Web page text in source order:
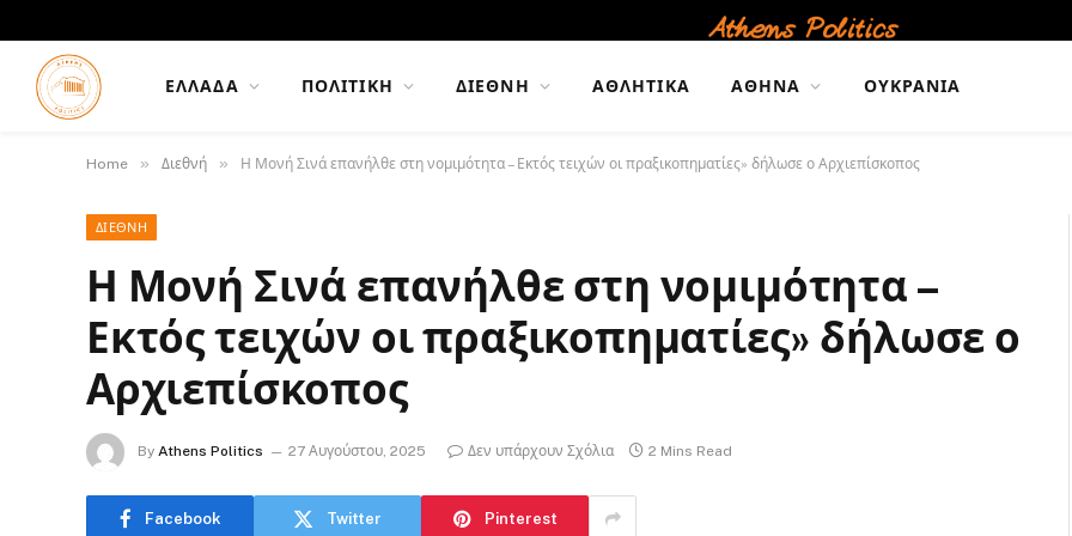
ΕΛΛΆΔΑ ΠΟΛΙΤΙΚΉ ΔΙΕΘΝΉ ΑΘΛΗΤΙΚΆ ΑΘΉΝΑ ΟΥΚΡΑΝΊΑ
Home » Διεθνή » Η Μονή Σινά επανήλθε στη νομιμότητα – Εκτός τειχών οι πραξικοπηματίες» δήλωσε ο Αρχιεπίσκοπος
ΔΙΕΘΝΉ
Η Μονή Σινά επανήλθε στη νομιμότητα –
Εκτός τειχών οι πραξικοπηματίες» δήλωσε ο
Αρχιεπίσκοπος
By Athens Politics 27 Αυγούστου, 2025 Δεν υπάρχουν Σχόλια 2 Mins Read
Facebook Twitter Pinterest